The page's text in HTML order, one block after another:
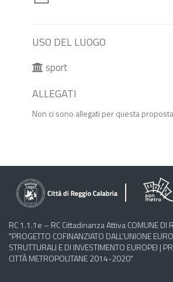
USO DEL LUOGO
sport
ALLEGATI
Non ci sono allegati per questa
RC 1.1.1e – RC Cittadinanza Attiva COMUNE DI
"PROGETTO COFINANZIATO DALL'UNIONE
STRUTTURALI E DI INVESTIMENTO EUROPEI |
CITTÀ METROPOLITANE 2014-2020"